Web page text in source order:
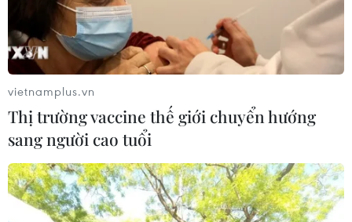
TIN LIÊN QUAN
vietnamplus.vn
Thị trường vaccine thế giới chuyển hướng
sang người cao tuổi